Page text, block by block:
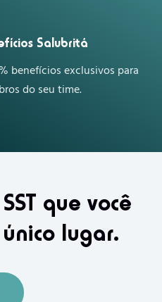
Salubritá
benefícios exclusivos para
do seu time.
que você
lugar.